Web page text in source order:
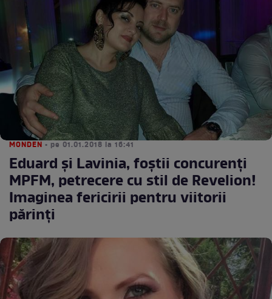
MONDEN • pe 01.01.2018 la 16:41
Eduard și Lavinia, foștii concurenți
MPFM, petrecere cu stil de Revelion!
Imaginea fericirii pentru viitorii
părinți